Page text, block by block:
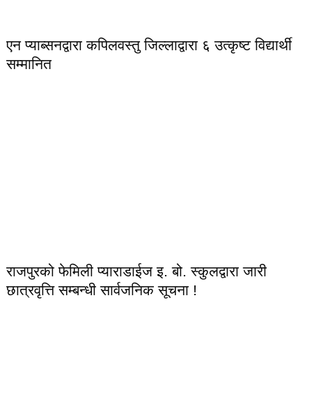
एन प्याब्सनद्वारा कपिलवस्तु जिल्लाद्वारा ६ उत्कृष्ट विद्यार्थी
सम्मानित
राजपुरको फेमिली प्याराडाईज इ. बो. स्कुलद्वारा जारी
छात्रवृत्ति सम्बन्धी सार्वजनिक सूचना !